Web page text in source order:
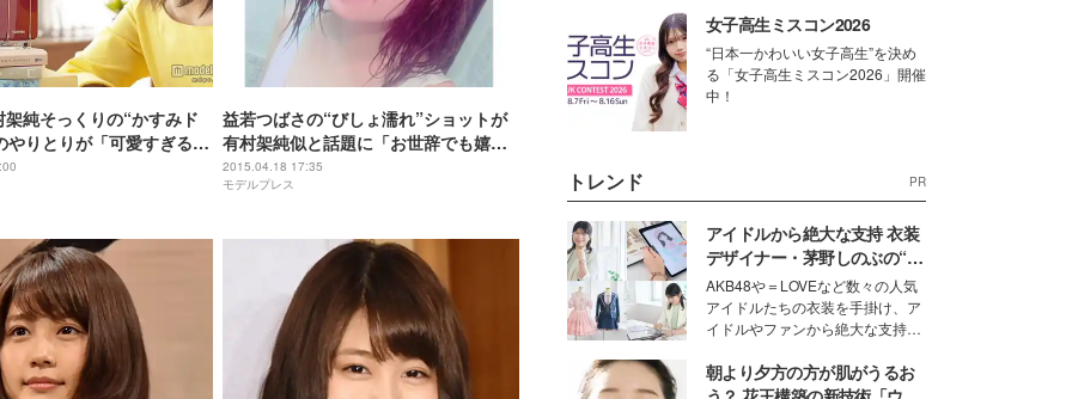
純そっくりの“かすみド
やりとりが「可愛すぎる」
益若つばさの“びしょ濡れ”ショットが
有村架純似と話題に「お世辞でも嬉し
い」
2015.04.18 17:35
モデルプレス
女子高生ミスコン2026
“日本一かわいい女子高生”を決め
る「女子高生ミスコン2026」開催
中！
トレンド PR
アイドルから絶大な支持 衣装
デザイナー・茅野しのぶの“可
愛い”を作る美学＜「シチズン
クロスシー」インタビュー＞
AKB48や＝LOVEなど数々の人気
アイドルたちの衣装を手掛け、ア
イドルやファンから絶大な支持を
取締役兼クリエイティブディレク
ター・茅野しのぶ。一人ひとりの
朝より夕方の方が肌がうるお